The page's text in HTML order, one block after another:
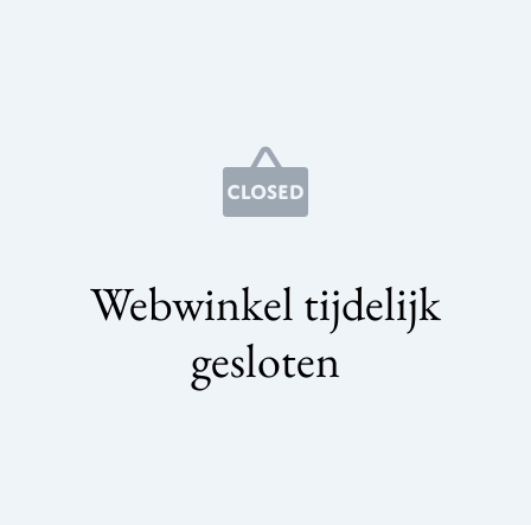
Webwinkel tijdelijk
gesloten